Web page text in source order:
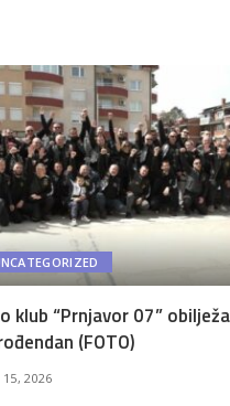
klub “Prnjavor 07”
(FOTO)
2026